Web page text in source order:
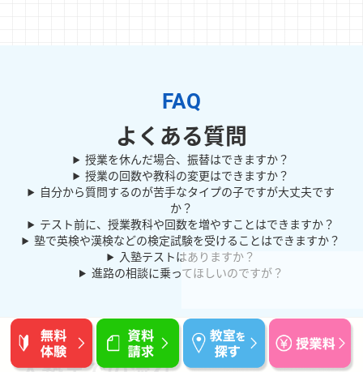
よくある質問
授業を休んだ場合、振替はできますか？
授業の回数や教科の変更はできますか？
自分から質問するのが苦手なタイプの子ですが大丈夫です
か？
テスト前に、授業教科や回数を増やすことはできますか？
塾で英検や漢検などの検定試験を受けることはできますか？
入塾テストはありますか？
進路の相談に乗ってほしいのですが？